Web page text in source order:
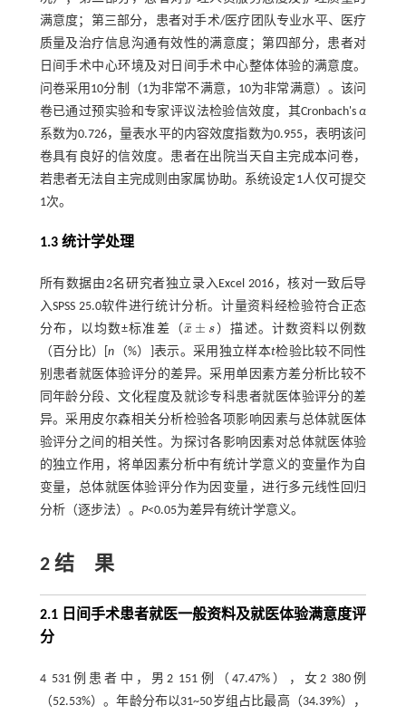
满意度；第三部分，患者对手术/医疗团队专业水平、医疗
质量及治疗信息沟通有效性的满意度；第四部分，患者对
日间手术中心环境及对日间手术中心整体体验的满意度。
问卷采用10分制（1为非常不满意，10为非常满意）。该问
卷已通过预实验和专家评议法检验信效度，其Cronbach'sα
系数为0.726，量表水平的内容效度指数为0.955，表明该问
卷具有良好的信效度。患者在出院当天自主完成本问卷，
若患者无法自主完成则由家属协助。系统设定1人仅可提交
1次。
1.3 统计学处理
所有数据由2名研究者独立录入Excel 2016，核对一致后导
入SPSS 25.0软件进行统计分析。计量资料经检验符合正态
分布，以均数±标准差（x
¯ ± s
x¯ ±s
）描述。计数资料以例数
（百分比）[n （%）]表示。采用独立样本t检验比较不同性
别患者就医体验评分的差异。采用单因素方差分析比较不
同年龄分段、文化程度及就诊专科患者就医体验评分的差
异。采用皮尔森相关分析检验各项影响因素与总体就医体
验评分之间的相关性。为探讨各影响因素对总体就医体验
的独立作用，将单因素分析中有统计学意义的变量作为自
变量，总体就医体验评分作为因变量，进行多元线性回归
分析（逐步法）。 P<0.05为差异有统计学意义。
2 结 果
2.1 日间手术患者就医一般资料及就医体验满意度评
分
4 531例患者中，男2 151例（47.47%），女2 380例
（52.53%）。年龄分布以31~50岁组占比最高（34.39%），